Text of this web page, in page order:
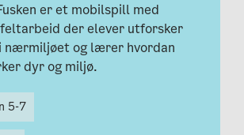
er et mobilspill med
der elever utforsker
nærmiljøet og lærer hvordan
dyr og miljø.
5-7